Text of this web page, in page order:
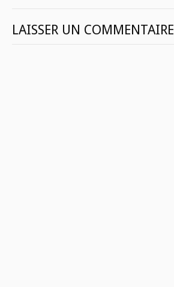
LAISSER UN COMMENTAIRE